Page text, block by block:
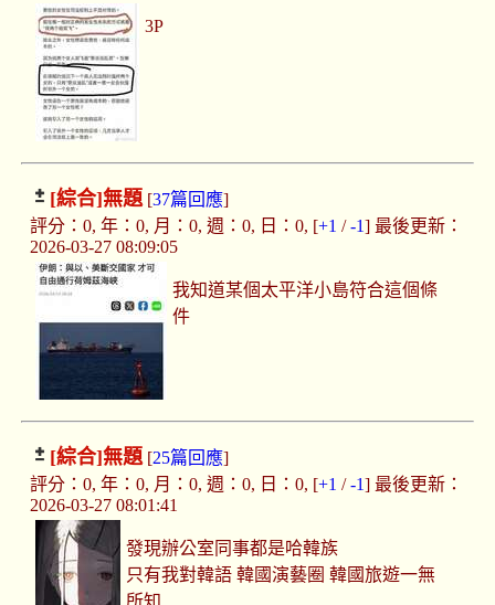
3P
[綜合]無題[37篇回應]
評分：0, 年：0, 月：0, 週：0, 日：0, [+1 /-1] 最後更新：
2026-03-27 08:09:05
我知道某個太平洋小島符合這個條
件
[綜合]無題[25篇回應]
評分：0, 年：0, 月：0, 週：0, 日：0, [+1 /-1] 最後更新：
2026-03-27 08:01:41
發現辦公室同事都是哈韓族
只有我對韓語 韓國演藝圈 韓國旅遊一無